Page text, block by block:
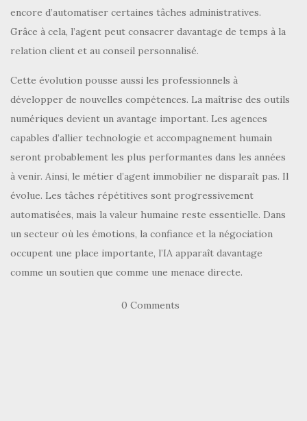
encore d’automatiser certaines tâches administratives.
Grâce à cela, l’agent peut consacrer davantage de temps à la
relation client et au conseil personnalisé.
Cette évolution pousse aussi les professionnels à
développer de nouvelles compétences. La maîtrise des outils
numériques devient un avantage important. Les agences
capables d’allier technologie et accompagnement humain
seront probablement les plus performantes dans les années
à venir. Ainsi, le métier d’agent immobilier ne disparaît pas. Il
évolue. Les tâches répétitives sont progressivement
automatisées, mais la valeur humaine reste essentielle. Dans
un secteur où les émotions, la confiance et la négociation
occupent une place importante, l’IA apparaît davantage
comme un soutien que comme une menace directe.
0 Comments